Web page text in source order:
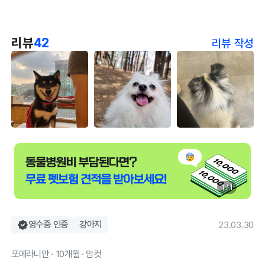
리뷰42 리뷰 작성
1 / 1
영수증 인증 강아지 23.03.30
포메라니안 · 10개월 · 암컷